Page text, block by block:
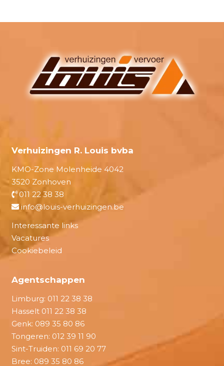
Verhuizingen R. Louis bvba
KMO-Zone Molenheide 4042
3520 Zonhoven
011 22 38 38
info@louis-verhuizingen.be
Interessante links
Vacatures
Cookiebeleid
Agentschappen
Limburg: 011 22 38 38
Hasselt 011 22 38 38
Genk: 089 35 80 86
Tongeren: 012 39 11 90
Sint-Truiden: 011 69 20 77
Bree: 089 35 80 86